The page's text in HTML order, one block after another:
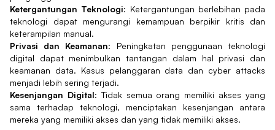
Ketergantungan Teknologi: Ketergantungan berlebihan pada
teknologi dapat mengurangi kemampuan berpikir kritis dan
keterampilan manual.
Privasi dan Keamanan: Peningkatan penggunaan teknologi
digital dapat menimbulkan tantangan dalam hal privasi dan
keamanan data. Kasus pelanggaran data dan cyber attacks
menjadi lebih sering terjadi.
Kesenjangan Digital: Tidak semua orang memiliki akses yang
sama terhadap teknologi, menciptakan kesenjangan antara
mereka yang memiliki akses dan yang tidak memiliki akses.